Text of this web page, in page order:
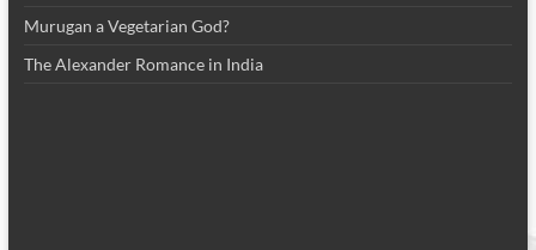
Murugan a Vegetarian God?
The Alexander Romance in India